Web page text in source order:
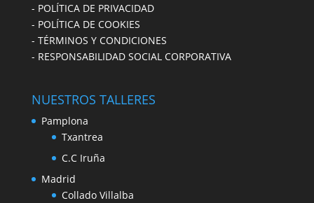
- POLÍTICA DE PRIVACIDAD
- POLÍTICA DE COOKIES
- TÉRMINOS Y CONDICIONES
- RESPONSABILIDAD SOCIAL CORPORATIVA
NUESTROS TALLERES
Pamplona
Txantrea
C.C Iruña
Madrid
Collado Villalba